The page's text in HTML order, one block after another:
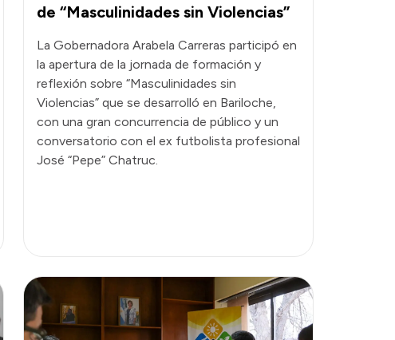
de “Masculinidades sin Violencias”
La Gobernadora Arabela Carreras participó en
la apertura de la jornada de formación y
reflexión sobre “Masculinidades sin
Violencias” que se desarrolló en Bariloche,
con una gran concurrencia de público y un
conversatorio con el ex futbolista profesional
José “Pepe” Chatruc.